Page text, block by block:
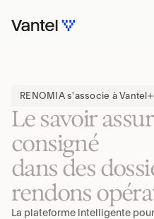
RENOMIA s'associe à Vantel
Le savoir
consigné
dans des
rendons
La plateforme intelligente